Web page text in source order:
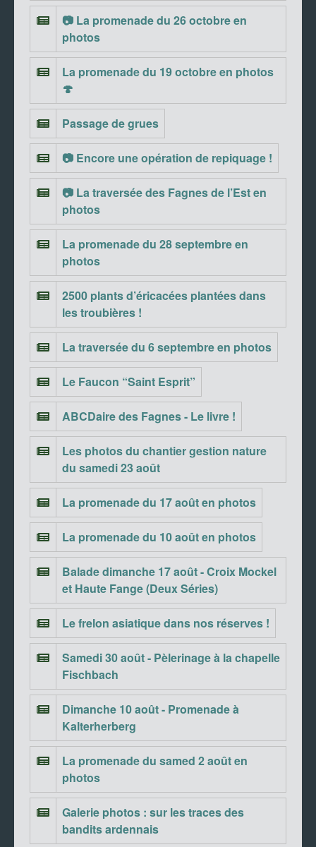
📷 La promenade du 26 octobre en
photos
La promenade du 19 octobre en photos
🍄
Passage de grues
📷 Encore une opération de repiquage !
📷 La traversée des Fagnes de l’Est en
photos
La promenade du 28 septembre en
photos
2500 plants d’éricacées plantées dans
les troubières !
La traversée du 6 septembre en photos
Le Faucon “Saint Esprit”
ABCDaire des Fagnes - Le livre !
Les photos du chantier gestion nature
du samedi 23 août
La promenade du 17 août en photos
La promenade du 10 août en photos
Balade dimanche 17 août - Croix Mockel
et Haute Fange (Deux Séries)
Le frelon asiatique dans nos réserves !
Samedi 30 août - Pèlerinage à la chapelle
Fischbach
Dimanche 10 août - Promenade à
Kalterherberg
La promenade du samed 2 août en
photos
Galerie photos : sur les traces des
bandits ardennais